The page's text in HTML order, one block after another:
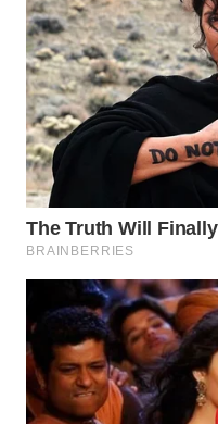
WN
BOROBUDUR
WN
MADURA
WN
SURABAYA
NATUNA
WN
BINTAN